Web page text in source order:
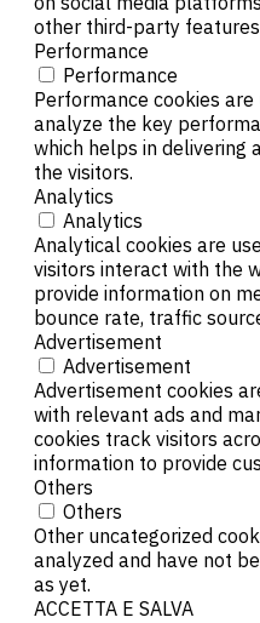
other third-party
Performance
Performance
Performance cookies
analyze the key
which helps in delivering
the visitors.
Analytics
Analytics
Analytical cookies are
visitors interact with the
provide information on
bounce rate, traffic
Advertisement
Advertisement
Advertisement cookies
with relevant ads and
cookies track visitors
information to provide
Others
Others
Other uncategorized
analyzed and have not
as yet.
ACCETTA E SALVA